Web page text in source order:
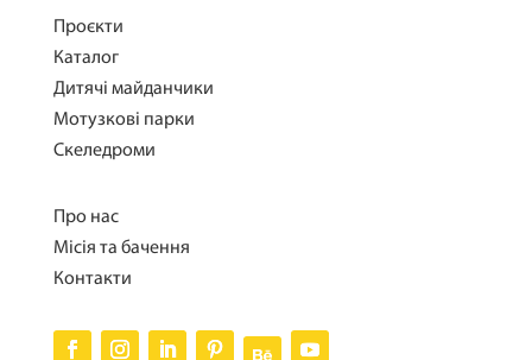
Проєкти
Каталог
Дитячі майданчики
Мотузкові парки
Скеледроми
Про нас
Місія та бачення
Контакти